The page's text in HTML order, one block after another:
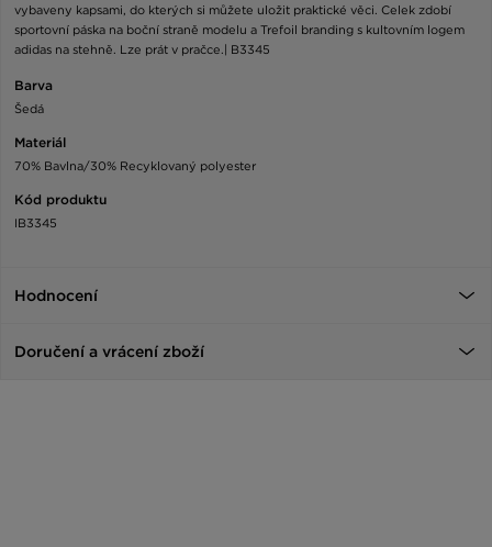
vybaveny kapsami, do kterých si můžete uložit praktické věci. Celek zdobí
sportovní páska na boční straně modelu a Trefoil branding s kultovním logem
adidas na stehně. Lze prát v pračce.| B3345
Barva
Šedá
Materiál
70% Bavlna/30% Recyklovaný polyester
Kód produktu
IB3345
Hodnocení
Doručení a vrácení zboží